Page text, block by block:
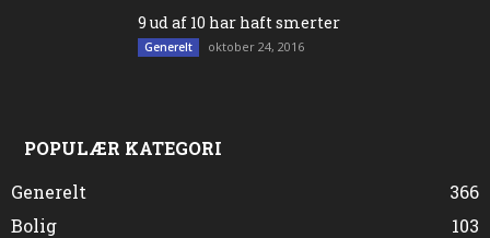
9 ud af 10 har haft smerter
Generelt oktober 24, 2016
POPULÆR KATEGORI
Generelt
366
Bolig
103